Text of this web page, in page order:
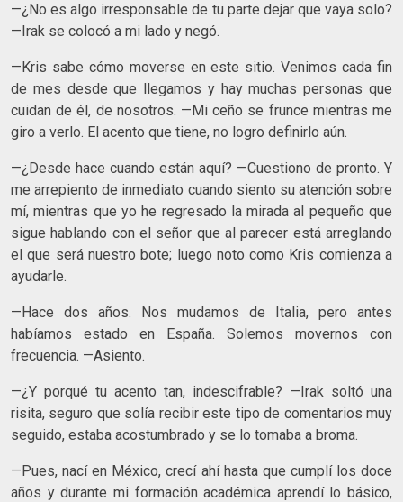
—¿No es algo irresponsable de tu parte dejar que vaya solo?
—Irak se colocó a mi lado y negó.
—Kris sabe cómo moverse en este sitio. Venimos cada fin
de mes desde que llegamos y hay muchas personas que
cuidan de él, de nosotros. —Mi ceño se frunce mientras me
giro a verlo. El acento que tiene, no logro definirlo aún.
—¿Desde hace cuando están aquí? —Cuestiono de pronto. Y
me arrepiento de inmediato cuando siento su atención sobre
mí, mientras que yo he regresado la mirada al pequeño que
sigue hablando con el señor que al parecer está arreglando
el que será nuestro bote; luego noto como Kris comienza a
ayudarle.
—Hace dos años. Nos mudamos de Italia, pero antes
habíamos estado en España. Solemos movernos con
frecuencia. —Asiento.
—¿Y porqué tu acento tan, indescifrable? —Irak soltó una
risita, seguro que solía recibir este tipo de comentarios muy
seguido, estaba acostumbrado y se lo tomaba a broma.
—Pues, nací en México, crecí ahí hasta que cumplí los doce
años y durante mi formación académica aprendí lo básico,